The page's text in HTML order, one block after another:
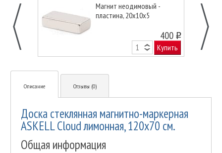
Магнит неодимовый -
пластина, 20х10х5
400 o
Купить
Описание Отзывы (0)
Доска стеклянная магнитно-маркерная
ASKELL Cloud лимонная, 120х70 см.
Общая информация